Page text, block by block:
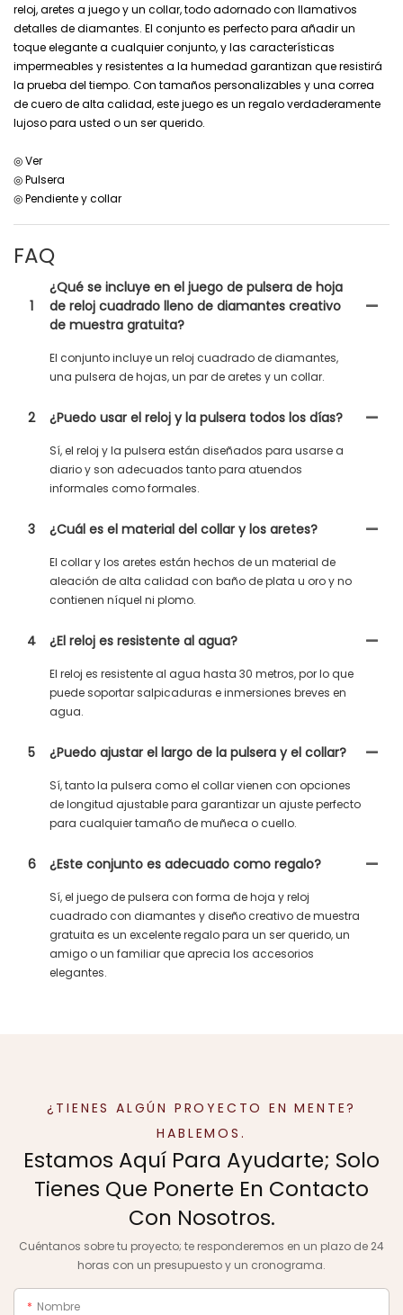
reloj, aretes a juego y un collar, todo adornado con llamativos
detalles de diamantes. El conjunto es perfecto para añadir un
toque elegante a cualquier conjunto, y las características
impermeables y resistentes a la humedad garantizan que resistirá
la prueba del tiempo. Con tamaños personalizables y una correa
de cuero de alta calidad, este juego es un regalo verdaderamente
lujoso para usted o un ser querido.
◎ Ver
◎ Pulsera
◎ Pendiente y collar
FAQ
1
¿Qué se incluye en el juego de pulsera de hoja
de reloj cuadrado lleno de diamantes creativo
de muestra gratuita?
El conjunto incluye un reloj cuadrado de diamantes,
una pulsera de hojas, un par de aretes y un collar.
2 ¿Puedo usar el reloj y la pulsera todos los días?
Sí, el reloj y la pulsera están diseñados para usarse a
diario y son adecuados tanto para atuendos
informales como formales.
3 ¿Cuál es el material del collar y los aretes?
El collar y los aretes están hechos de un material de
aleación de alta calidad con baño de plata u oro y no
contienen níquel ni plomo.
4 ¿El reloj es resistente al agua?
El reloj es resistente al agua hasta 30 metros, por lo que
puede soportar salpicaduras e inmersiones breves en
agua.
5 ¿Puedo ajustar el largo de la pulsera y el collar?
Sí, tanto la pulsera como el collar vienen con opciones
de longitud ajustable para garantizar un ajuste perfecto
para cualquier tamaño de muñeca o cuello.
6 ¿Este conjunto es adecuado como regalo?
Sí, el juego de pulsera con forma de hoja y reloj
cuadrado con diamantes y diseño creativo de muestra
gratuita es un excelente regalo para un ser querido, un
amigo o un familiar que aprecia los accesorios
elegantes.
¿TIENES ALGÚN PROYECTO EN MENTE?
HABLEMOS.
Estamos Aquí Para Ayudarte; Solo
Tienes Que Ponerte En Contacto
Con Nosotros.
Cuéntanos sobre tu proyecto; te responderemos en un plazo de 24
horas con un presupuesto y un cronograma.
Nombre